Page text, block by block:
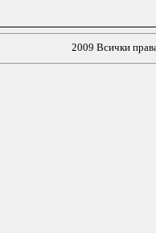
2009